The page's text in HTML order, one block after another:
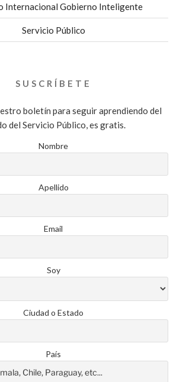
Internacional Gobierno Inteligente
Servicio Público
SUSCRÍBETE
boletín para seguir aprendiendo del
del Servicio Público, es gratis.
Nombre
Apellido
Email
Soy
Ciudad o Estado
País